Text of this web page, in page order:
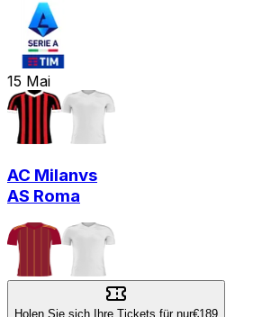
15 Mai
AC Milanvs
AS Roma
Holen Sie sich Ihre Tickets für nur€189